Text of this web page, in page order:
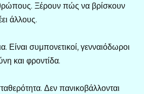
Ξέρουν πώς να βρίσκουν
άλλους.
Είναι συμπονετικοί, γενναιόδωροι
και φροντίδα.
Δεν πανικοβάλλονται